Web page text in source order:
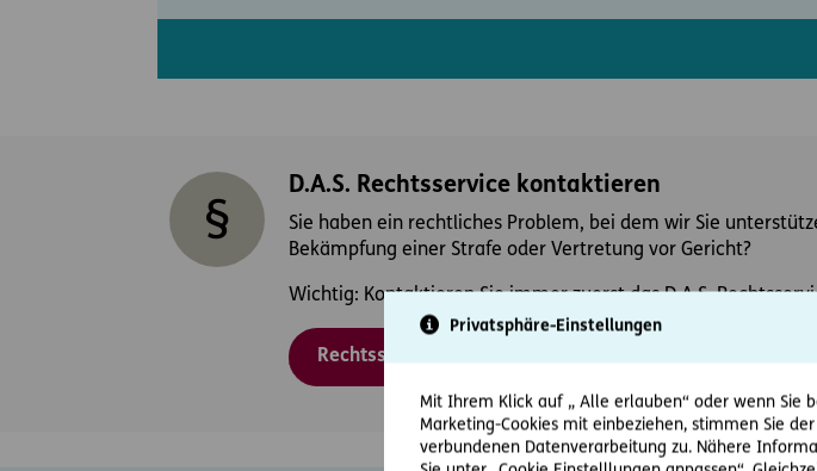
Privatsphäre-Einstellungen
Mit Ihrem Klick auf „ Alle erlauben“ oder wenn Sie
Marketing-Cookies mit einbeziehen, stimmen Sie
verbundenen Datenverarbeitung zu. Nähere
D.A.S. Rechtsservice kontaktieren
Sie haben ein rechtliches Problem, bei dem wir Sie
Bekämpfung einer Strafe oder Vertretung vor Gericht?
Wichtig: Kontaktieren Sie immer zuerst das D.A.S.
Rechtsschutzfall melden